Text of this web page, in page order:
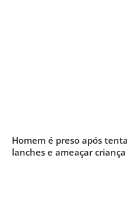
Homem é preso após
lanches e ameaçar